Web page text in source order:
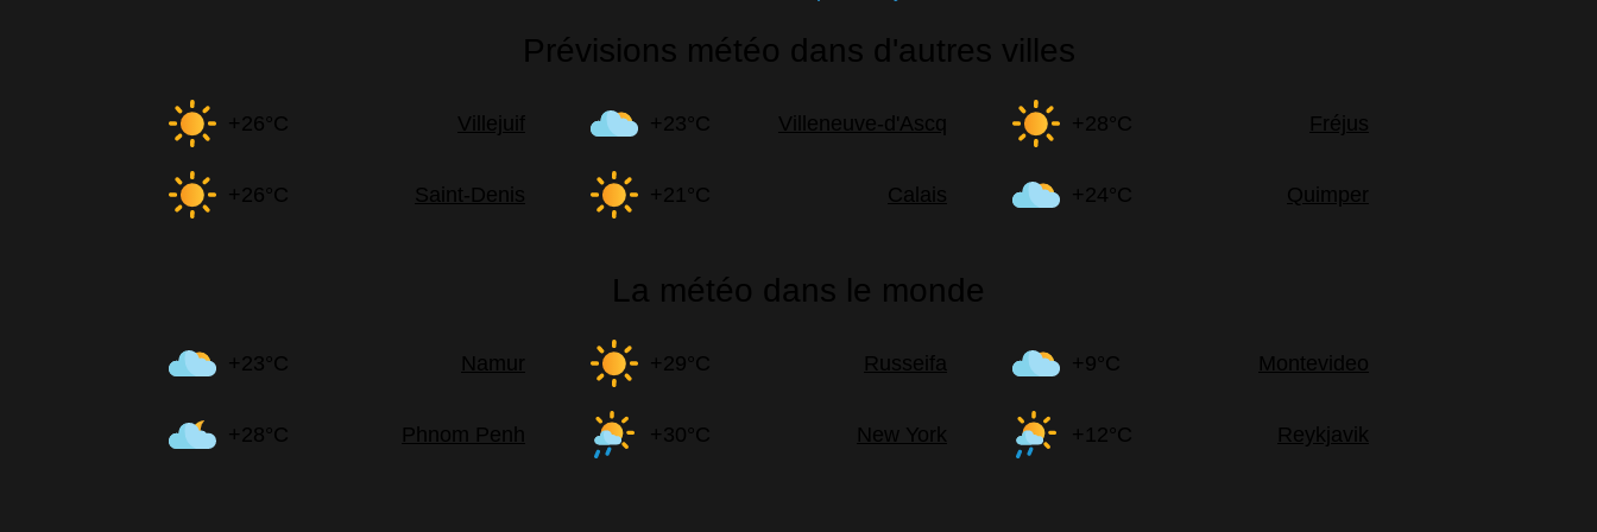
Prévisions météo dans d'autres villes
+26°C Villejuif +23°C Villeneuve-d'Ascq +28°C Fréjus
+26°C Saint-Denis +21°C Calais +24°C Quimper
La météo dans le monde
+23°C Namur +29°C Russeifa +9°C Montevideo
+28°C Phnom Penh +30°C New York +12°C Reykjavik